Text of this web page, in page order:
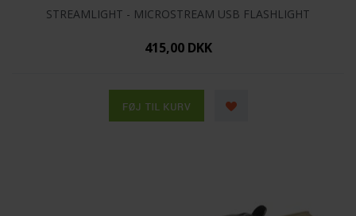
STREAMLIGHT - MICROSTREAM USB FLASHLIGHT
415,00 DKK